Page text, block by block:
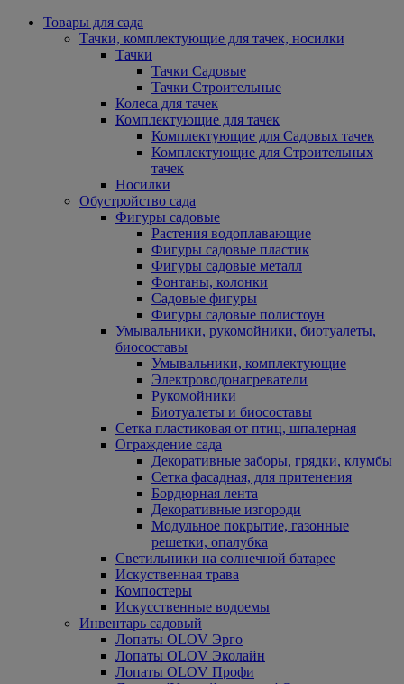
Товары для сада
Тачки, комплектующие для тачек, носилки
Тачки
Тачки Садовые
Тачки Строительные
Колеса для тачек
Комплектующие для тачек
Комплектующие для Садовых тачек
Комплектующие для Строительных
тачек
Носилки
Обустройство сада
Фигуры садовые
Растения водоплавающие
Фигуры садовые пластик
Фигуры садовые металл
Фонтаны, колонки
Садовые фигуры
Фигуры садовые полистоун
Умывальники, рукомойники, биотуалеты,
биосоставы
Умывальники, комплектующие
Электроводонагреватели
Рукомойники
Биотуалеты и биосоставы
Сетка пластиковая от птиц, шпалерная
Ограждение сада
Декоративные заборы, грядки, клумбы
Сетка фасадная, для притенения
Бордюрная лента
Декоративные изгороди
Модульное покрытие, газонные
решетки, опалубка
Светильники на солнечной батарее
Искуственная трава
Компостеры
Искусственные водоемы
Инвентарь садовый
Лопаты OLOV Эрго
Лопаты OLOV Эколайн
Лопаты OLOV Профи